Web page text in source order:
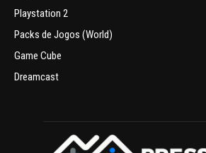
Playstation 2
Packs de Jogos (World)
Game Cube
Dreamcast